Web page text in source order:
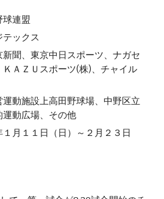
球連盟
ックス
聞、東京中日スポーツ、ナガセ
ＡＺＵスポーツ(株)、チャイル
動施設上高田野球場、中野区立
動広場、その他
１月１ １ 日（日）～２月２ ３ 日